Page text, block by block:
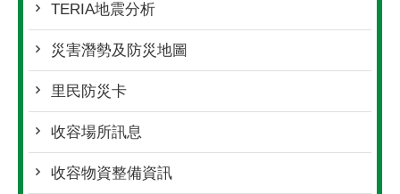
TERIA地震分析
災害潛勢及防災地圖
里民防災卡
收容場所訊息
收容物資整備資訊